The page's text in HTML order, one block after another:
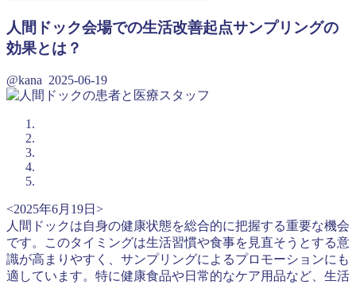
人間ドック会場での生活改善起点サンプリングの
効果とは？
@kana 2025-06-19
<2025年6月19日>
人間ドックは自身の健康状態を総合的に把握する重要な機会
です。このタイミングは生活習慣や食事を見直そうとする意
識が高まりやすく、サンプリングによるプロモーションにも
適しています。特に健康食品や日常的なケア用品など、生活